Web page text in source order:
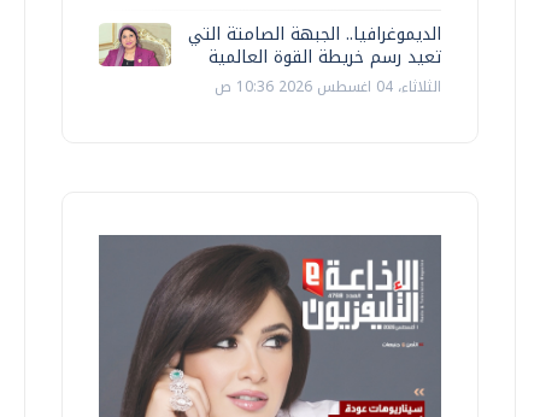
الديموغرافيا.. الجبهة الصامتة التي
تعيد رسم خريطة القوة العالمية
الثلاثاء، 04 اغسطس 2026 10:36 ص